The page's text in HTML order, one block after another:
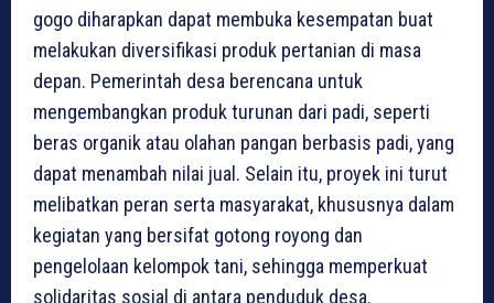
gogo diharapkan dapat membuka kesempatan buat
melakukan diversifikasi produk pertanian di masa
depan. Pemerintah desa berencana untuk
mengembangkan produk turunan dari padi, seperti
beras organik atau olahan pangan berbasis padi, yang
dapat menambah nilai jual. Selain itu, proyek ini turut
melibatkan peran serta masyarakat, khususnya dalam
kegiatan yang bersifat gotong royong dan
pengelolaan kelompok tani, sehingga memperkuat
solidaritas sosial di antara penduduk desa.